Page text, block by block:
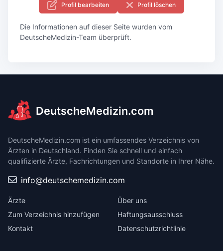
Profil bearbeiten Profil löschen
Die Informationen auf dieser Seite wurden vom
DeutscheMedizin-Team überprüft.
DeutscheMedizin.com
DeutscheMedizin.com ist ein umfassendes Verzeichnis von
Ärzten in Deutschland. Finden Sie schnell und einfach
qualifizierte Ärzte, Fachrichtungen und Standorte in Ihrer Nähe.
info@deutschemedizin.com
Ärzte
Zum Verzeichnis hinzufügen
Kontakt
Über uns
Haftungsausschluss
Datenschutzrichtlinie